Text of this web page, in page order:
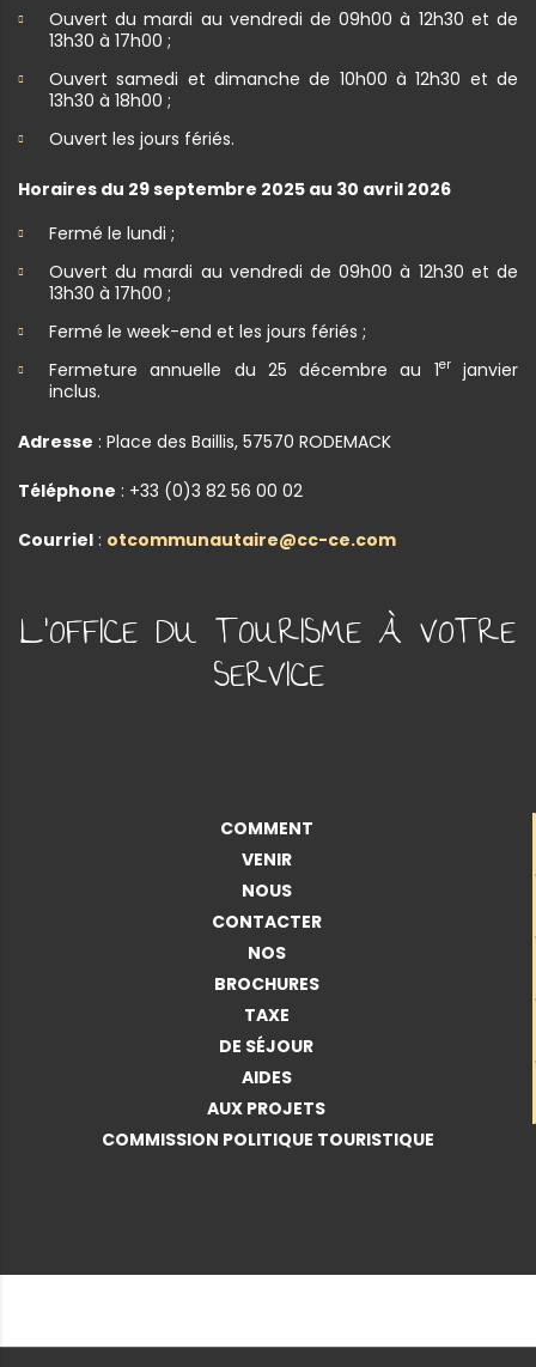
Ouvert du mardi au vendredi de 09h00 à 12h30 et de
13h30 à 17h00 ;
Ouvert samedi et dimanche de 10h00 à 12h30 et de
13h30 à 18h00 ;
Ouvert les jours fériés.
Horaires du 29 septembre 2025 au 30 avril 2026
Fermé le lundi ;
Ouvert du mardi au vendredi de 09h00 à 12h30 et de
13h30 à 17h00 ;
Fermé le week-end et les jours fériés ;
Fermeture annuelle du 25 décembre au 1erjanvier
inclus.
Adresse : Place des Baillis, 57570 RODEMACK
Téléphone : +33 (0)3 82 56 00 02
Courriel : otcommunautaire@cc-ce.com
L'OFFICE DU TOURISME À VOTRE
SERVICE
COMMENT
VENIR
NOUS
CONTACTER
NOS
BROCHURES
TAXE
DE SÉJOUR
AIDES
AUX PROJETS
COMMISSION POLITIQUE TOURISTIQUE